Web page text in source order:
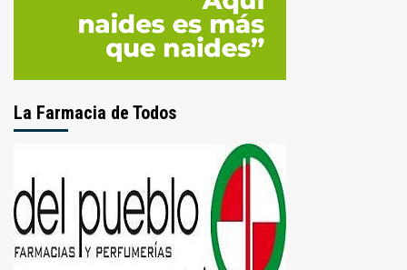
La Farmacia de Todos